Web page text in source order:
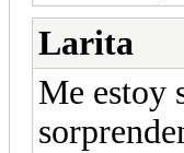
Larita
Me estoy